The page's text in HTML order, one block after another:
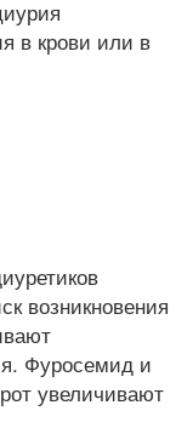
в крови или в
возникновения
Фуросемид и
увеличивают